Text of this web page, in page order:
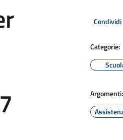
Condividi
Categorie:
Argomenti: